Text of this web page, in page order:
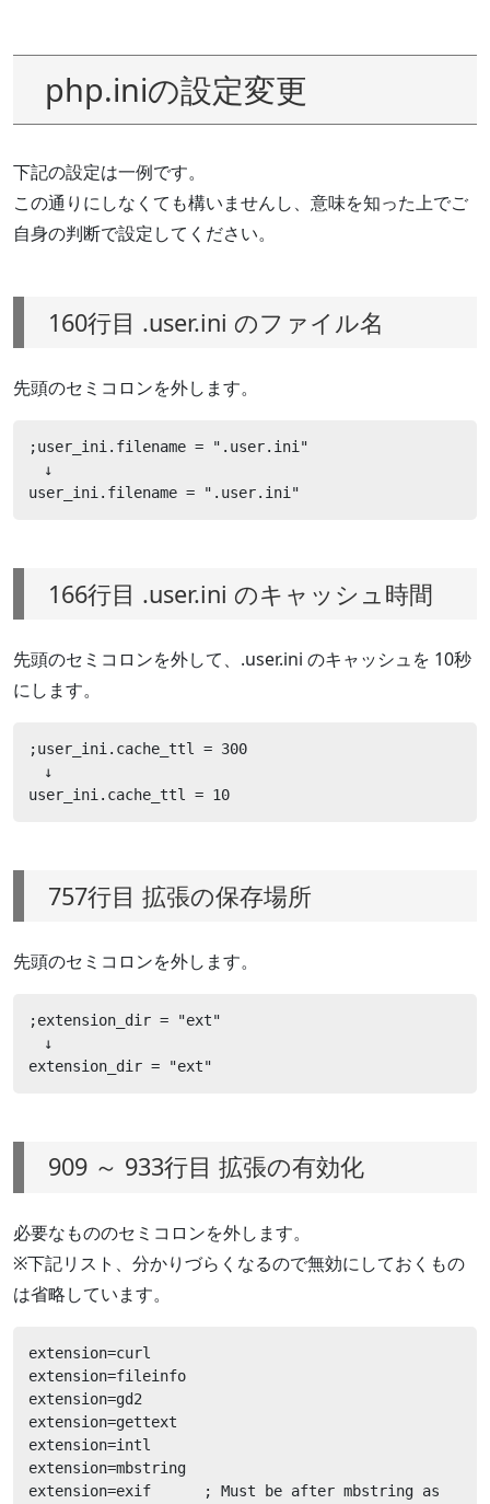
php.iniの設定変更
下記の設定は一例です。
この通りにしなくても構いませんし、意味を知った上でご
自身の判断で設定してください。
160行目 .user.ini のファイル名
先頭のセミコロンを外します。
;user_ini.filename = ".user.ini"
↓
user_ini.filename = ".user.ini"
166行目 .user.ini のキャッシュ時間
先頭のセミコロンを外して、.user.ini のキャッシュを 10秒
にします。
;user_ini.cache_ttl = 300
↓
user_ini.cache_ttl = 10
757行目 拡張の保存場所
先頭のセミコロンを外します。
;extension_dir = "ext"
↓
extension_dir = "ext"
909 ～ 933行目 拡張の有効化
必要なもののセミコロンを外します。
※下記リスト、分かりづらくなるので無効にしておくもの
は省略しています。
extension=curl
extension=fileinfo
extension=gd2
extension=gettext
extension=intl
extension=mbstring
extension=exif      ; Must be after mbstring as